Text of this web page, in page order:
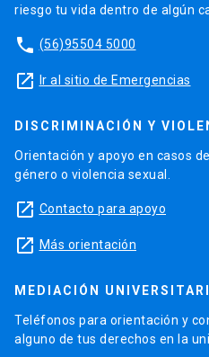
riesgo tu vida dentro de algún
phone (56)95504 5000
launch Ir al sitio de Emergencias
DISCRIMINACIÓN Y
Orientación y apoyo en casos
género o violencia sexual.
launch Contacto para apoyo
launch Más orientación
MEDIACIÓN
Teléfonos para orientación y
alguno de tus derechos en la